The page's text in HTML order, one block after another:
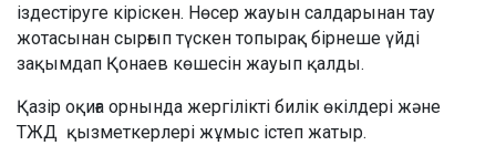
іздестіруге кіріскен. Нөсер жауын салдарынан тау
жотасынан сырғып түскен топырақ бірнеше үйді
зақымдап Қонаев көшесін жауып қалды.
Қазір оқиға орнында жергілікті билік өкілдері және
ТЖД қызметкерлері жұмыс істеп жатыр.